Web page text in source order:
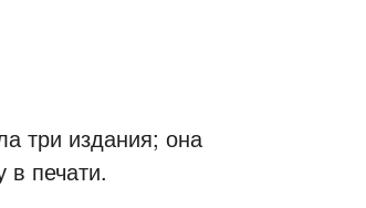
три издания; она
в печати.